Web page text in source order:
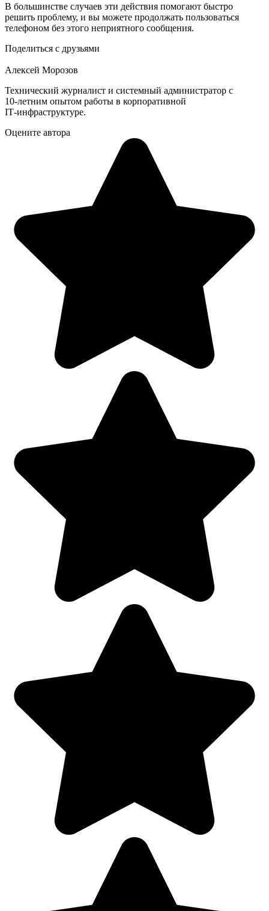
В большинстве случаев эти действия помогают быстро
решить проблему, и вы можете продолжать пользоваться
телефоном без этого неприятного сообщения.
Поделиться с друзьями
Алексей Морозов
Технический журналист и системный администратор с
10‑летним опытом работы в корпоративной
IT‑инфраструктуре.
Оцените автора